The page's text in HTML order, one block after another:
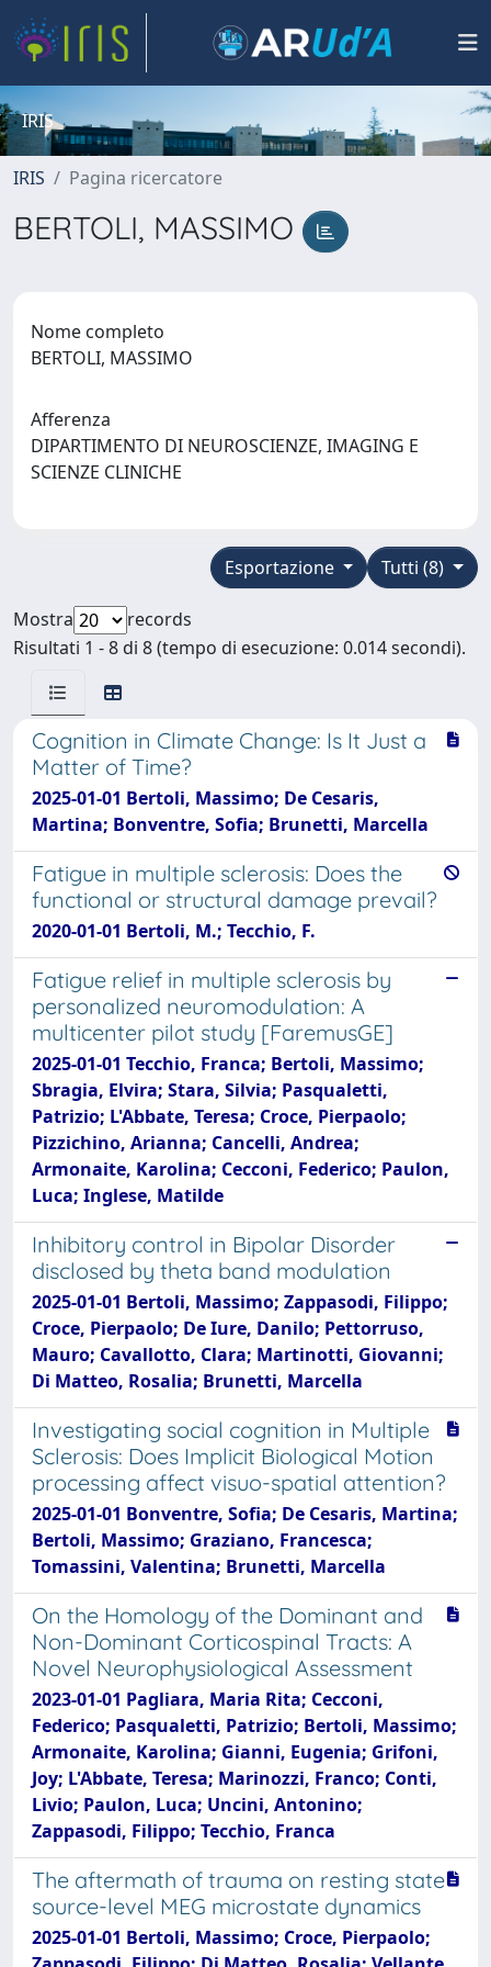
IRIS
IRIS Pagina ricercatore
BERTOLI, MASSIMO
Nome completo
BERTOLI, MASSIMO
Afferenza
DIPARTIMENTO DI NEUROSCIENZE, IMAGING E
SCIENZE CLINICHE
Tutti (8)
Esportazione
Mostra
records
Risultati 1 - 8 di 8 (tempo di esecuzione: 0.014 secondi).
Cognition in Climate Change: Is It Just a
Matter of Time?
2025-01-01 Bertoli, Massimo; De Cesaris,
Martina; Bonventre, Sofia; Brunetti, Marcella
Fatigue in multiple sclerosis: Does the
functional or structural damage prevail?
2020-01-01 Bertoli, M.; Tecchio, F.
Fatigue relief in multiple sclerosis by
personalized neuromodulation: A
multicenter pilot study [FaremusGE]
2025-01-01 Tecchio, Franca; Bertoli, Massimo;
Sbragia, Elvira; Stara, Silvia; Pasqualetti,
Patrizio; L'Abbate, Teresa; Croce, Pierpaolo;
Pizzichino, Arianna; Cancelli, Andrea;
Armonaite, Karolina; Cecconi, Federico; Paulon,
Luca; Inglese, Matilde
Inhibitory control in Bipolar Disorder
disclosed by theta band modulation
2025-01-01 Bertoli, Massimo; Zappasodi, Filippo;
Croce, Pierpaolo; De Iure, Danilo; Pettorruso,
Mauro; Cavallotto, Clara; Martinotti, Giovanni;
Di Matteo, Rosalia; Brunetti, Marcella
Investigating social cognition in Multiple
Sclerosis: Does Implicit Biological Motion
processing affect visuo-spatial attention?
2025-01-01 Bonventre, Sofia; De Cesaris, Martina;
Bertoli, Massimo; Graziano, Francesca;
Tomassini, Valentina; Brunetti, Marcella
On the Homology of the Dominant and
Non-Dominant Corticospinal Tracts: A
Novel Neurophysiological Assessment
2023-01-01 Pagliara, Maria Rita; Cecconi,
Federico; Pasqualetti, Patrizio; Bertoli, Massimo;
Armonaite, Karolina; Gianni, Eugenia; Grifoni,
Joy; L'Abbate, Teresa; Marinozzi, Franco; Conti,
Livio; Paulon, Luca; Uncini, Antonino;
Zappasodi, Filippo; Tecchio, Franca
The aftermath of trauma on resting state
source-level MEG microstate dynamics
2025-01-01 Bertoli, Massimo; Croce, Pierpaolo;